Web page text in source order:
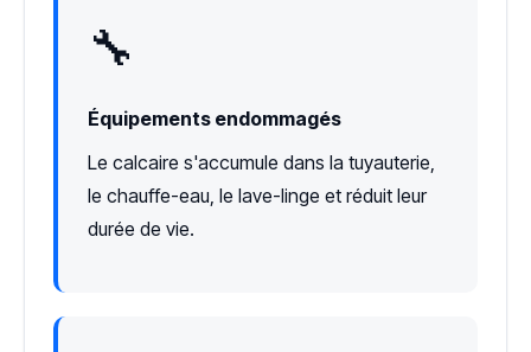
🔧
Équipements endommagés
Le calcaire s'accumule dans la tuyauterie,
le chauffe-eau, le lave-linge et réduit leur
durée de vie.